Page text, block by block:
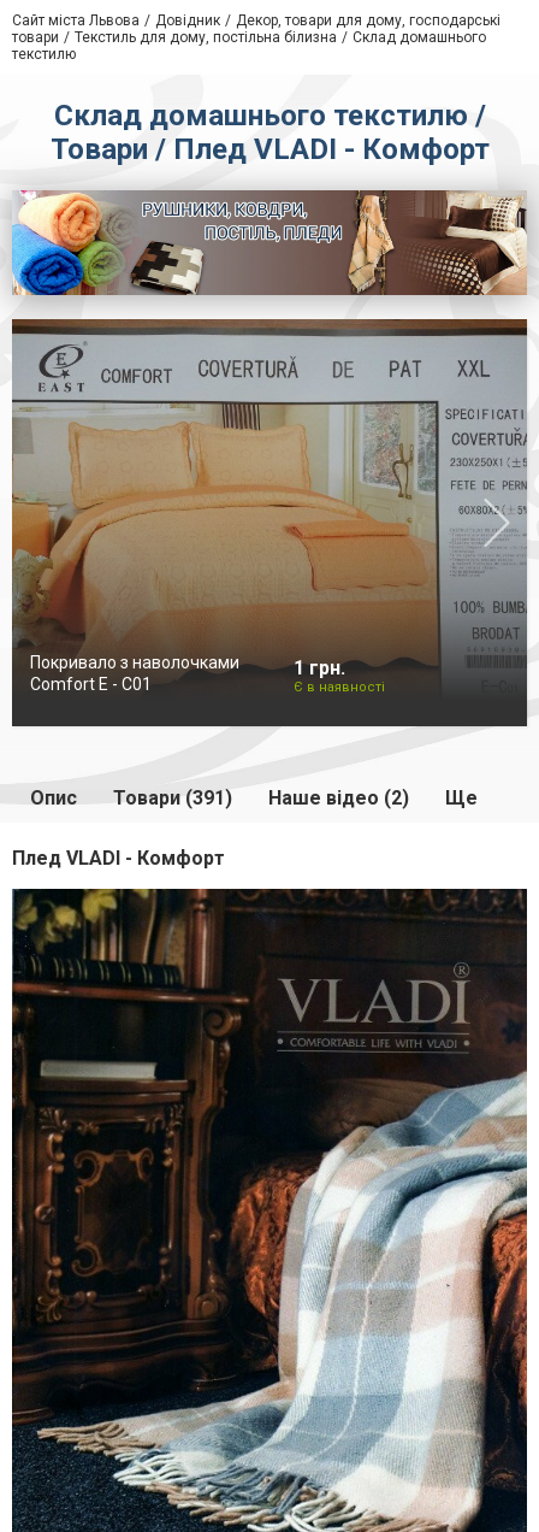
Сайт міста Львова Довідник
Декор, товари для дому, господарські
товари
Текстиль для дому, постільна білизна
Склад домашнього
текстилю
Склад домашнього текстилю /
Товари / Плед VLADI - Комфорт
Покривало з наволочками
Comfort E - C01
1 грн.
Є в наявності
Опис Товари (391) Наше відео (2) Ще
Плед VLADI - Комфорт